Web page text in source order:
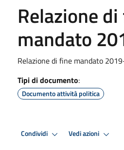
Relazione
mandato
Relazione di fine mandato
Tipi di documento:
Documento attività politica
Condividi Vedi azioni